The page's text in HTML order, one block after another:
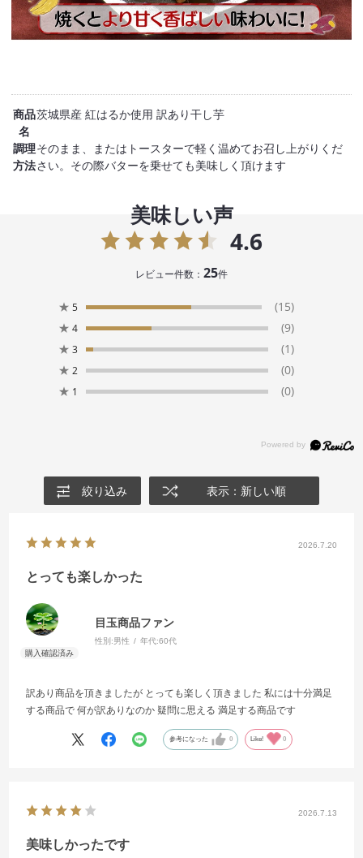
商品
名
茨城県産 紅はるか使用 訳あり干し芋
調理
方法
そのまま、またはトースターで軽く温めてお召し上がりくだ
さい。その際バターを乗せても美味しく頂けます
美味しい声
4.6
レビュー件数： 25件
★ 5
(15)
★ 4
(9)
★ 3
(1)
★ 2
(0)
★ 1 (0)
絞り込み 表示：新しい順
2026.7.20
とっても楽しかった
目玉商品ファン
性別:男性 年代:60代
訳あり商品を頂きましたが とっても楽しく頂きました 私には十分満足
する商品で 何が訳ありなのか 疑問に思える 満足する商品です
参考になった 0 Like! 0
2026.7.13
美味しかったです